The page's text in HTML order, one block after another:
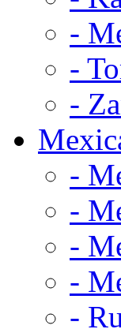
-
-
-
-
-
-
-
-